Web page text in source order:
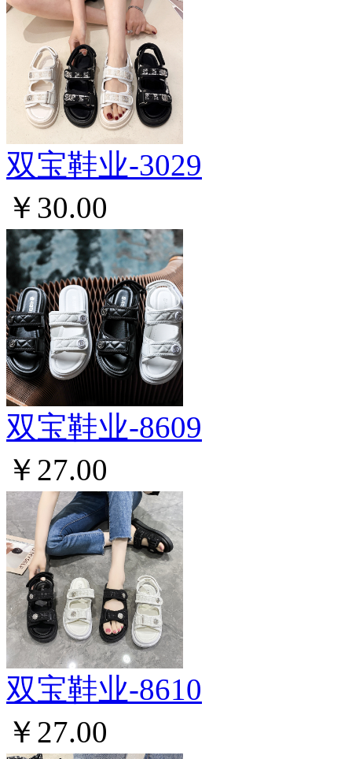
双宝鞋业-3029
￥30.00
双宝鞋业-8609
￥27.00
双宝鞋业-8610
￥27.00